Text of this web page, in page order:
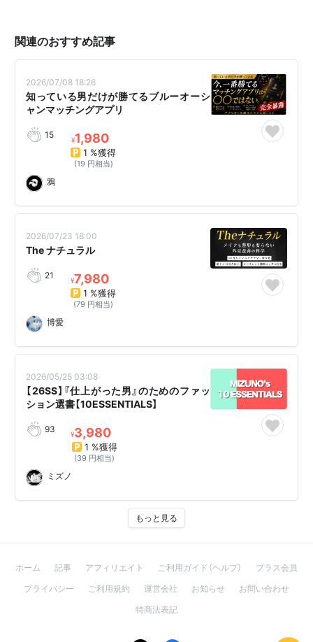
関連のおすすめ記事
2026/07/08 18:26
知っている男だけが勝てるブルーオーシ
ャンマッチングアプリ
15 ¥1,980
1 %獲得
(19 円相当)
鴉
2026/07/23 18:00
The ナチュラル
21 ¥7,980
1 %獲得
(79 円相当)
博愛
2026/05/25 03:08
【26SS】『仕上がった男』のためのファッ
ション選書【10ESSENTIALS】
93 ¥3,980
1 %獲得
(39 円相当)
ミズノ
もっと見る
ホーム 記事 アフィリエイト ご利用ガイド（ヘルプ）
プラス会員
プライバシー
ご利用規約 運営会社 お知らせ
お問い合わせ
特商法表記